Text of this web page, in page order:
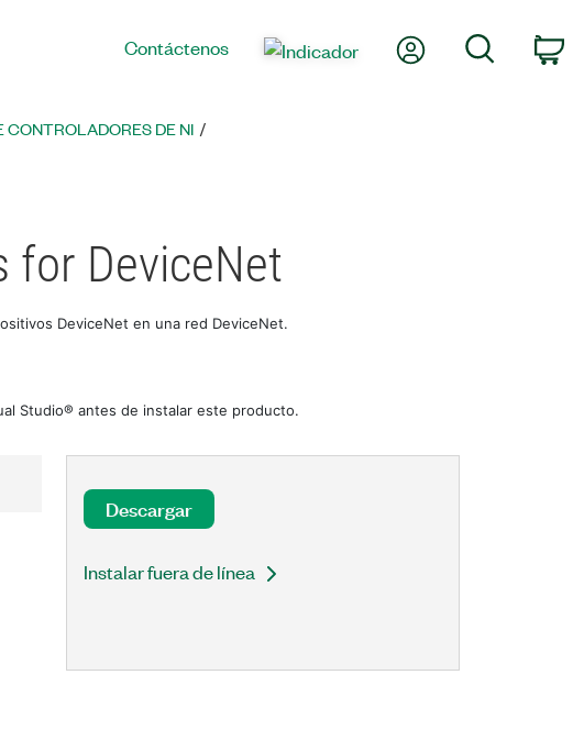
Contáctenos Mi cuenta Búsqueda
CONTROLADORES DE NI
for DeviceNet
DeviceNet en una red DeviceNet.
Studio® antes de instalar este producto.
Descargar
Instalar fuera de línea